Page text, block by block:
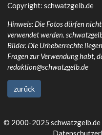
Copyright: schwatzgelb.de
Hinweis: Die Fotos dürfen
verwendet werden.
Bilder. Die Urheberrechte
Fragen zur Verwendung habt,
redaktion@schwatzgelb.de
zurück
© 2000-2025 schwatzgelb.de